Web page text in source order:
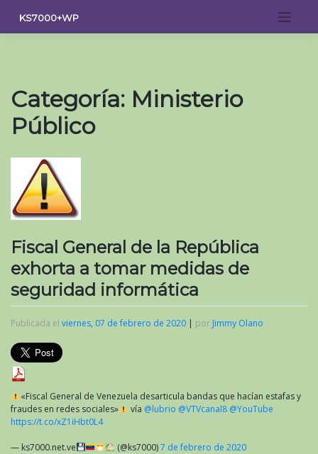
contenido
KS7000+WP
Categoría: Ministerio
Público
Fiscal General de la República
exhorta a tomar medidas de
seguridad informática
Publicada el viernes, 07 de febrero de 2020 | por Jimmy Olano
«Fiscal General de Venezuela desarticula bandas que hacían estafas y
fraudes en redes sociales»
vía @lubrio @VTVcanal8 @YouTube
https://t.co/xZ1iHbt0L4
— ks7000.net.ve (@ks7000)7 de febrero de 2020